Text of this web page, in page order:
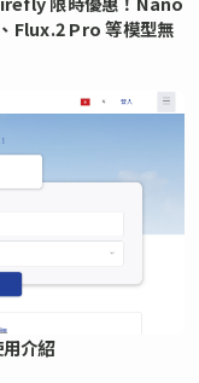
Flux.2 Pro 等模型無
介紹